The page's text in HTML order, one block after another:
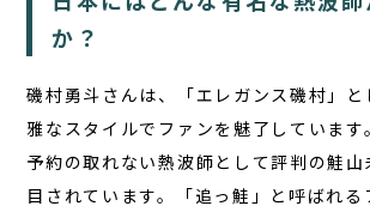
か？
磯村勇斗さん は、「エレガンス磯村」
雅なスタイルでファンを魅了しています
予約の取れない熱波師として評判の鮭山
目されています。「追っ鮭」と呼ばれる